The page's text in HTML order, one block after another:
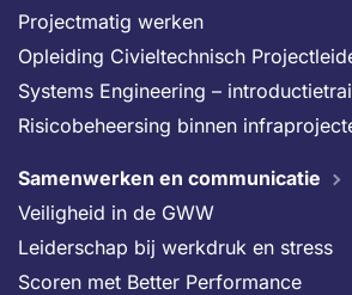
Projectmatig werken
Opleiding Civieltechnisch
Systems Engineering –
Risicobeheersing binnen
Samenwerken en communicatie
Veiligheid in de GWW
Leiderschap bij werkdruk en stress
Scoren met Better Performance